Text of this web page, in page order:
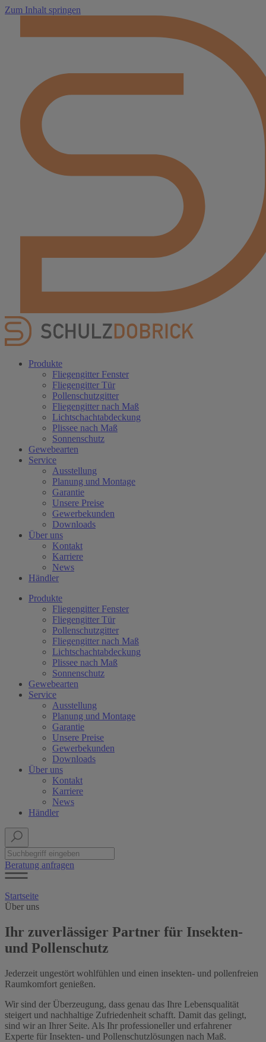
Zum Inhalt springen
Produkte
Fliegengitter Fenster
Fliegengitter Tür
Pollenschutzgitter
Fliegengitter nach Maß
Lichtschachtabdeckung
Plissee nach Maß
Sonnenschutz
Gewebearten
Service
Ausstellung
Planung und Montage
Garantie
Unsere Preise
Gewerbekunden
Downloads
Über uns
Kontakt
Karriere
News
Händler
Produkte
Fliegengitter Fenster
Fliegengitter Tür
Pollenschutzgitter
Fliegengitter nach Maß
Lichtschachtabdeckung
Plissee nach Maß
Sonnenschutz
Gewebearten
Service
Ausstellung
Planung und Montage
Garantie
Unsere Preise
Gewerbekunden
Downloads
Über uns
Kontakt
Karriere
News
Händler
Beratung anfragen
Startseite
Über uns
Ihr zuverlässiger Partner für Insekten-
und Pollenschutz
Jederzeit ungestört wohlfühlen und einen insekten- und pollenfreien
Raumkomfort genießen.
Wir sind der Überzeugung, dass genau das Ihre Lebensqualität
steigert und nachhaltige Zufriedenheit schafft. Damit das gelingt,
sind wir an Ihrer Seite. Als Ihr professioneller und erfahrener
Experte für Insekten- und Pollenschutzlösungen nach Maß.